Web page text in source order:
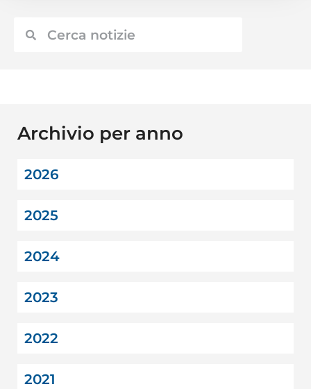
Archivio per anno
2026
2025
2024
2023
2022
2021